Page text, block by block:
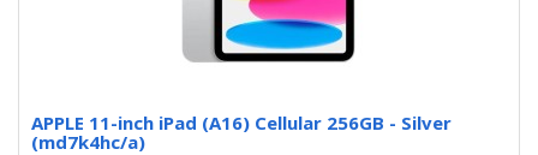
APPLE 11-inch iPad (A16) Cellular 256GB - Silver
(md7k4hc/a)